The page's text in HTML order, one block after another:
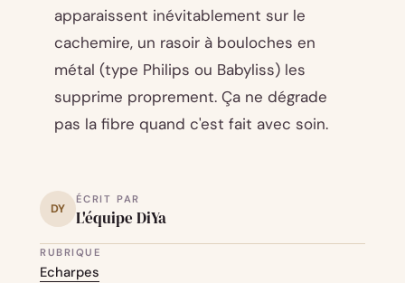
DY
ÉCRIT PAR
L'équipe DiYa
RUBRIQUE
Echarpes
apparaissent inévitablement sur le
cachemire, un rasoir à bouloches en
métal (type Philips ou Babyliss) les
supprime proprement. Ça ne dégrade
pas la fibre quand c'est fait avec soin.